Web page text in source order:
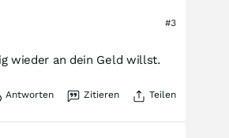
#3
wieder an dein Geld willst.
Antworten Zitieren Teilen